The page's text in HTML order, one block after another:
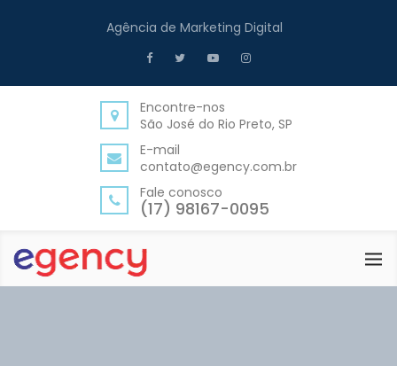
Agência de Marketing Digital
Encontre-nos
São José do Rio Preto, SP
E-mail
contato@egency.com.br
Fale conosco
(17) 98167-0095